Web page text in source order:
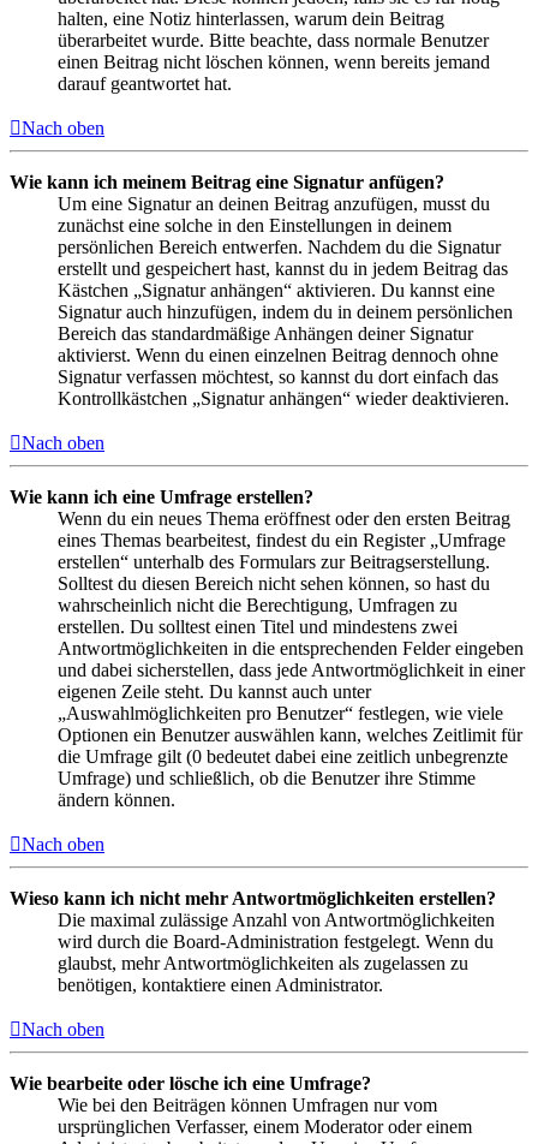
halten, eine Notiz hinterlassen, warum dein Beitrag
überarbeitet wurde. Bitte beachte, dass normale Benutzer
einen Beitrag nicht löschen können, wenn bereits jemand
darauf geantwortet hat.
Nach oben
Wie kann ich meinem Beitrag eine Signatur anfügen?
Um eine Signatur an deinen Beitrag anzufügen, musst du
zunächst eine solche in den Einstellungen in deinem
persönlichen Bereich entwerfen. Nachdem du die Signatur
erstellt und gespeichert hast, kannst du in jedem Beitrag das
Kästchen „Signatur anhängen“ aktivieren. Du kannst eine
Signatur auch hinzufügen, indem du in deinem persönlichen
Bereich das standardmäßige Anhängen deiner Signatur
aktivierst. Wenn du einen einzelnen Beitrag dennoch ohne
Signatur verfassen möchtest, so kannst du dort einfach das
Kontrollkästchen „Signatur anhängen“ wieder deaktivieren.
Nach oben
Wie kann ich eine Umfrage erstellen?
Wenn du ein neues Thema eröffnest oder den ersten Beitrag
eines Themas bearbeitest, findest du ein Register „Umfrage
erstellen“ unterhalb des Formulars zur Beitragserstellung.
Solltest du diesen Bereich nicht sehen können, so hast du
wahrscheinlich nicht die Berechtigung, Umfragen zu
erstellen. Du solltest einen Titel und mindestens zwei
Antwortmöglichkeiten in die entsprechenden Felder eingeben
und dabei sicherstellen, dass jede Antwortmöglichkeit in einer
eigenen Zeile steht. Du kannst auch unter
„Auswahlmöglichkeiten pro Benutzer“ festlegen, wie viele
Optionen ein Benutzer auswählen kann, welches Zeitlimit für
die Umfrage gilt (0 bedeutet dabei eine zeitlich unbegrenzte
Umfrage) und schließlich, ob die Benutzer ihre Stimme
ändern können.
Nach oben
Wieso kann ich nicht mehr Antwortmöglichkeiten erstellen?
Die maximal zulässige Anzahl von Antwortmöglichkeiten
wird durch die Board-Administration festgelegt. Wenn du
glaubst, mehr Antwortmöglichkeiten als zugelassen zu
benötigen, kontaktiere einen Administrator.
Nach oben
Wie bearbeite oder lösche ich eine Umfrage?
Wie bei den Beiträgen können Umfragen nur vom
ursprünglichen Verfasser, einem Moderator oder einem